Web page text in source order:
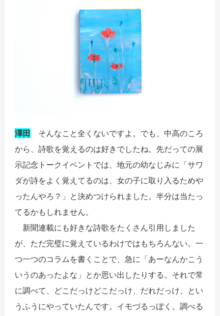
澤田 そんなこと全くないですよ。でも、中高のころ
から、詩歌を覚えるのは好きでしたね。先だっての展
示記念トークイベントでは、地元の幼なじみに「サワ
ダが詩をよく覚えてるのは、女の子に取り入るためや
ったんやろ？」と決めつけられました。半分は当たっ
てるかもしれません。
新聞連載にも好きな詩歌をたくさん引用しました
が、ただ完璧に覚えているわけではもちろんない。一
つ一つのコラムを書くことで、急に「あーなんかこう
いうのあったよな」とか思い出したりする。それで常
に調べて、どこだっけどこだっけ、だれだっけ、とい
うふうにやっていたんです。イモづるっぽく。調べる